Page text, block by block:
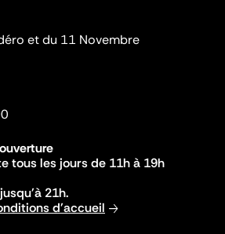
et du 11 Novembre
tous les jours de 11h à 19h
21h.
d'accueil